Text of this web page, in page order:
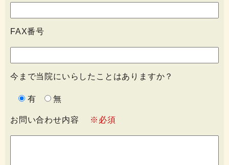
FAX番号
今まで当院にいらしたことはありますか？
有 無
お問い合わせ内容 ※必須